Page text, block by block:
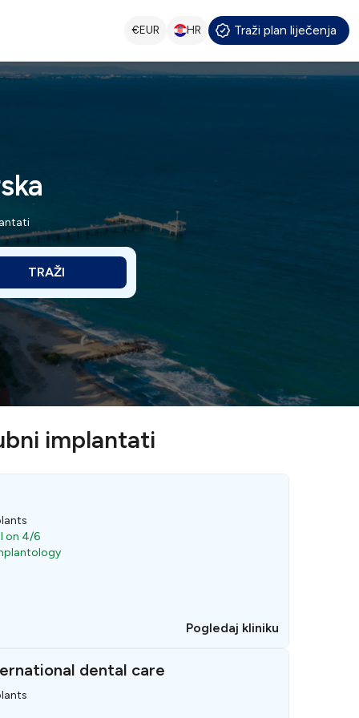
€EUR HR Traži plan liječenja
TRAŽI
implantati
on 4/6
Pogledaj kliniku
dental care